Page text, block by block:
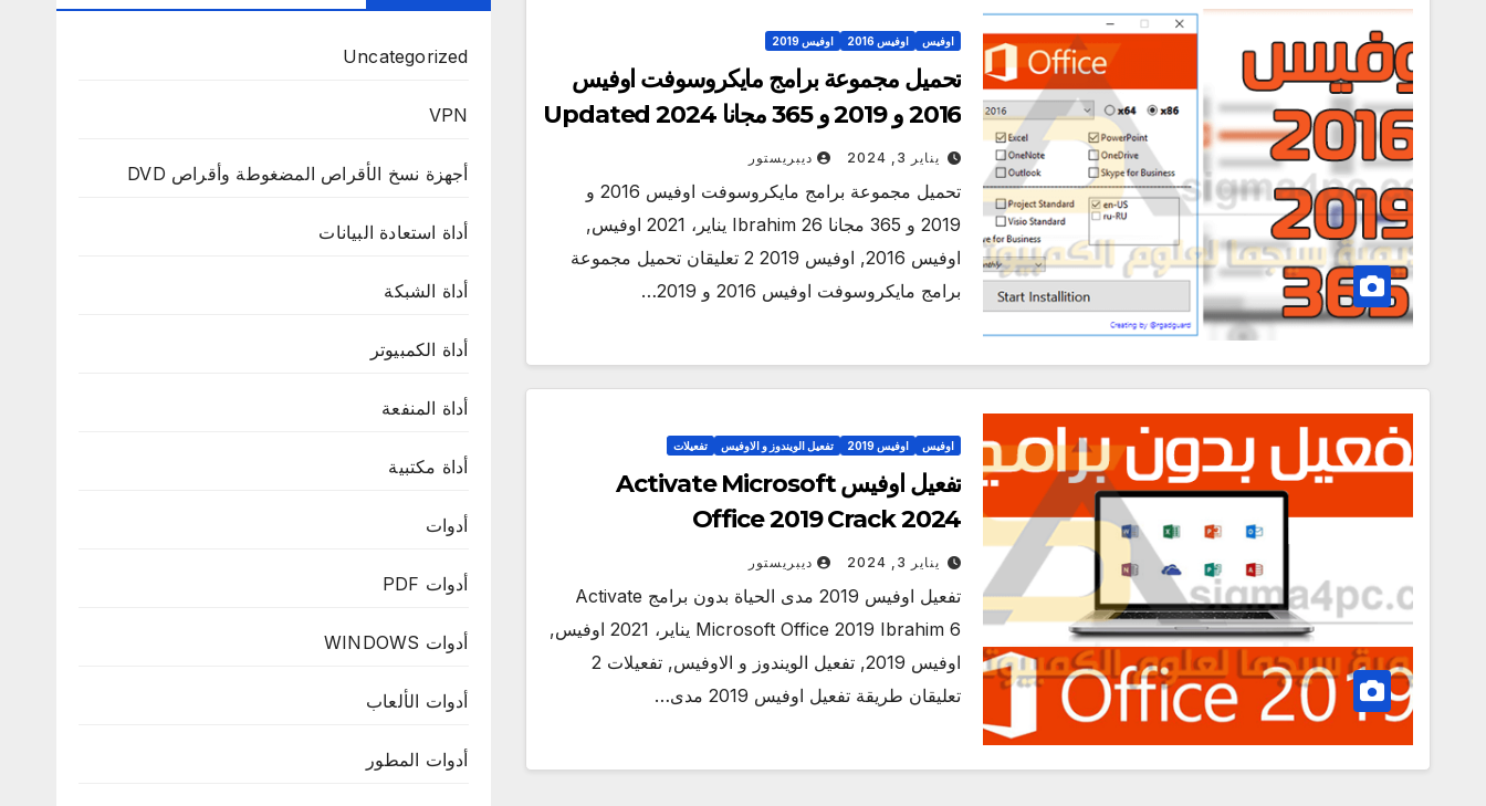
اوفيس اوفيس 2016 اوفيس 2019
تحميل مجموعة برامج مايكروسوفت اوفيس
2016 و 2019 و 365 مجانا Updated 2024
يناير 3, 2024 ديبريستور
تحميل مجموعة برامج مايكروسوفت اوفيس 2016 و
2019 و 365 مجانا Ibrahim 26 يناير، 2021 اوفيس,
اوفيس 2016, اوفيس 2019 2 تعليقان تحميل مجموعة
برامج مايكروسوفت اوفيس 2016 و 2019…
اوفيس اوفيس 2019 تفعيل الويندوز و الاوفيس تفعيلات
تفعيل اوفيس Activate Microsoft
Office 2019 Crack 2024
يناير 3, 2024 ديبريستور
تفعيل اوفيس 2019 مدى الحياة بدون برامج Activate
Microsoft Office 2019 Ibrahim 6 يناير، 2021 اوفيس,
اوفيس 2019, تفعيل الويندوز و الاوفيس, تفعيلات 2
تعليقان طريقة تفعيل اوفيس 2019 مدى…
Uncategorized
VPN
أجهزة نسخ الأقراص المضغوطة وأقراص DVD
أداة استعادة البيانات
أداة الشبكة
أداة الكمبيوتر
أداة المنفعة
أداة مكتبية
أدوات
أدوات PDF
أدوات WINDOWS
أدوات الألعاب
أدوات المطور